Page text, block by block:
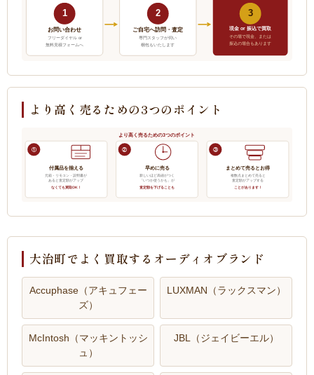
1
お問い合わせ
フリーダイヤル or
無料見積フォームへ
2
ご自宅へ訪問・査定
専門スタッフが伺い
梱包もいたします
3
現金 or 振込で買取
その場で現金、または
振込の場合もあります
より高く売るための3つのポイント
より高く売るための3つのポイント
①
付属品を揃える
元箱・リモコン・説明書が
あると査定額がアップ
なくても買取OK！
②
早めに売る
新しいほど高値がつく
「いつか使うかも」が
査定額を下げることも
③
まとめて売るとお得
複数点まとめて売ると
査定額がアップする
ことがあります！
大治町でよく買取するオーディオブランド
Accuphase（アキュフェー
ズ）
LUXMAN（ラックスマン）
McIntosh（マッキントッシ
ュ）
JBL（ジェイビーエル）